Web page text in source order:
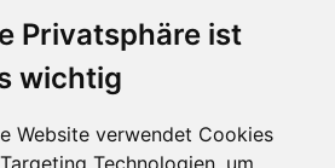
Privatsphäre ist
wichtig
Website verwendet Cookies
Technologien, um
* Neunkirchen-Seelscheid
* Rheinbach *
*Swisttal*Troisdorf